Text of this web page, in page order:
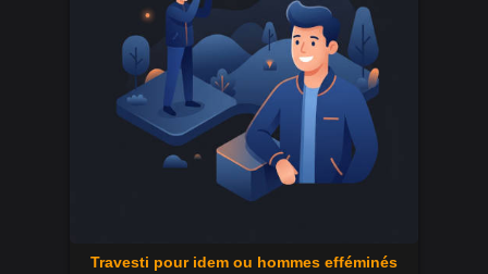
Travesti pour idem ou hommes efféminés